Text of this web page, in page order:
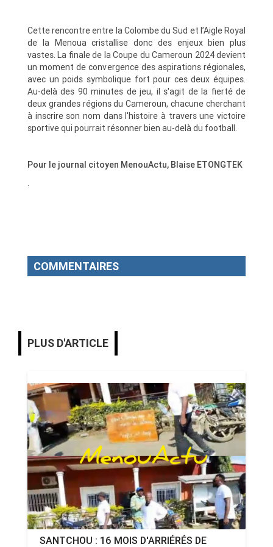
Cette rencontre entre la Colombe du Sud et l’Aigle Royal
de la Menoua cristallise donc des enjeux bien plus
vastes. La finale de la Coupe du Cameroun 2024 devient
un moment de convergence des aspirations régionales,
avec un poids symbolique fort pour ces deux équipes.
Au-delà des 90 minutes de jeu, il s'agit de la fierté de
deux grandes régions du Cameroun, chacune cherchant
à inscrire son nom dans l'histoire à travers une victoire
sportive qui pourrait résonner bien au-delà du football.
Pour le journal citoyen MenouActu, Blaise ETONGTEK
COMMENTAIRES
PLUS D'ARTICLE
SANTCHOU : 16 MOIS D'ARRIÉRÉS DE